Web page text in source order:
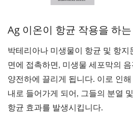
Ag 이온이 항균 작용을 하는
박테리아나 미생물이 항균 및 항지
면에 접촉하면, 미생물 세포막의
양전하에 끌리게 됩니다. 이로 인해
내로 들어가게 되어, 그들의 분열
항균 효과를 발생시킵니다.